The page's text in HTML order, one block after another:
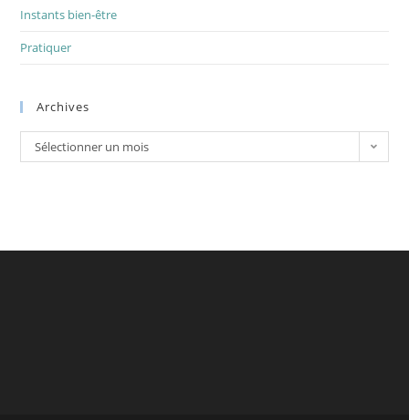
Instants bien-être
Pratiquer
Archives
Archives
Sélectionner un mois